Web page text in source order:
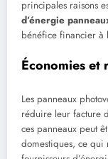
principales raisons
d’énergie
bénéfice financier à
Économies et
Les panneaux
réduire leur facture
ces panneaux peut
domestiques, ce